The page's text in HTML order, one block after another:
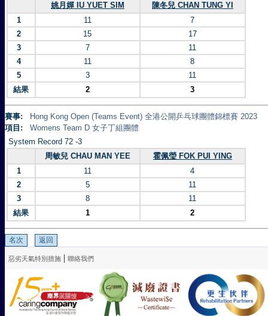
姚月嬋 IU YUET SIM
陳冬兒 CHAN TUNG YI
1
11
7
2
15
17
3
7
11
4
11
8
5
3
11
結果
2 3
賽事:
Hong Kong Open (Teams Event) 全港公開乒乓球團體錦標賽 2023
項目:
Womens Team D 女子丁組團體
System Record 72 -3
周敏兒 CHAU MAN YEE
霍佩瑩 FOK PUI YING
1
11
4
2
5
11
3
8
11
結果
1 2